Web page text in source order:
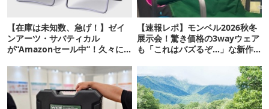
【在庫は未知数、急げ！】ゼイ
ンアーツ・サバティカル
が“Amazonセール中”！久々に
【速報レポ】モンベル2026秋冬
展示会！驚き価格の3wayウェア
も「これはバズるぞ…」な新作